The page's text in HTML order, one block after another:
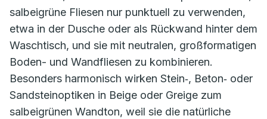
salbeigrüne Fliesen nur punktuell zu verwenden,
etwa in der Dusche oder als Rückwand hinter dem
Waschtisch, und sie mit neutralen, großformatigen
Boden- und Wandfliesen zu kombinieren.
Besonders harmonisch wirken Stein‑, Beton‑ oder
Sandsteinoptiken in Beige oder Greige zum
salbeigrünen Wandton, weil sie die natürliche